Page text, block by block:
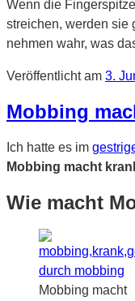
Wenn die
streichen, werden sie
nehmen wahr, was
Veröffentlicht am 3.
Mobbing
Ich hatte es im
Mobbing macht
Wie macht
Mobbing macht